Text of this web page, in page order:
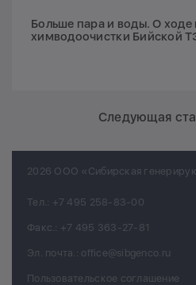
Больше пара и воды. О
химводоочистки Бийской
Следующая
2026 ООО «Сибирская
Тел.: +7 495 258-83-00
Факс.: +7 495 363-27-81
Эл. почта.: office@sibgenco.ru
Пользовательское соглашение